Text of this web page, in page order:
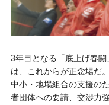
3年目となる「底上げ春
は、これからが正念場だ
中小・地場組合の支援の
者団体への要請、交渉力